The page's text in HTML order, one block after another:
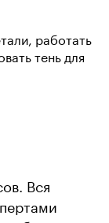
работать
тень для
Вся